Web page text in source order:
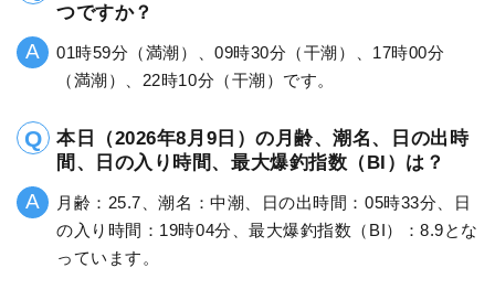
つですか？
01時59分（満潮）、09時30分（干潮）、17時00分
（満潮）、22時10分（干潮）です。
本日（2026年8月9日）の月齢、潮名、日の出時
間、日の入り時間、最大爆釣指数（BI）は？
月齢：25.7、潮名：中潮、日の出時間：05時33分、日
の入り時間：19時04分、最大爆釣指数（BI）：8.9とな
っています。